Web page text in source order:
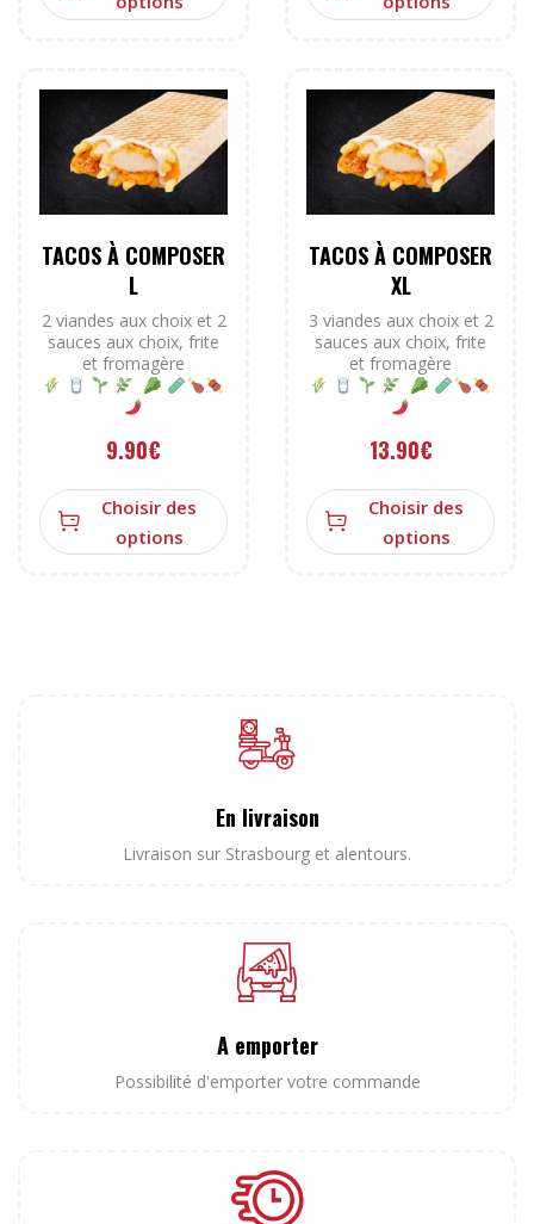
TACOS À COMPOSER
L
2 viandes aux choix et 2
sauces aux choix, frite
et fromagère
9.90€
Choisir des
options
TACOS À COMPOSER
XL
3 viandes aux choix et 2
sauces aux choix, frite
et fromagère
13.90€
Choisir des
options
En livraison
Livraison sur Strasbourg et alentours.
A emporter
Possibilité d'emporter votre commande